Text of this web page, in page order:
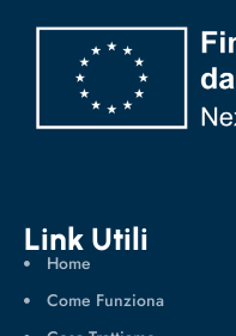
Link Utili
Home
Come Funziona